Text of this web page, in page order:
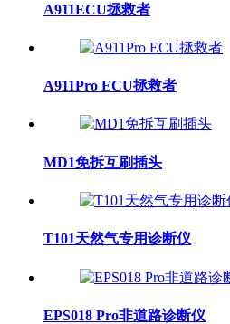
A911ECU拯救者
A911Pro ECU拯救者
MD1免拆互刷插头
T101天然气专用诊断仪
EPS018 Pro非道路诊断仪